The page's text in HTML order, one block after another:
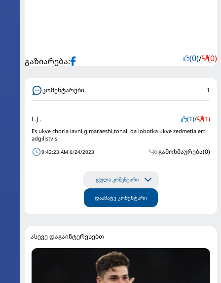
გაზიარება: (0)/ (0)
კომენტარები 1
L.J . (1)/ (1)
Es ukve choria iavni,gimaraeshi,tonali da lobotka ukve zedmetia erti
adgilistvis
9:42:23 AM 6/24/2023 გამოხმაურება(0)
ყველა კომენტარი
დაამატე კომენტარი
ასევე დაგაინტერესებთ